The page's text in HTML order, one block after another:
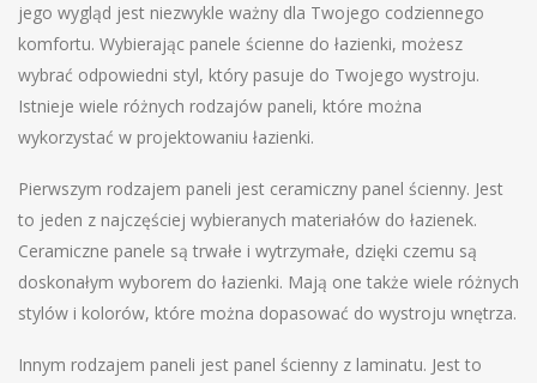
jego wygląd jest niezwykle ważny dla Twojego codziennego
komfortu. Wybierając panele ścienne do łazienki, możesz
wybrać odpowiedni styl, który pasuje do Twojego wystroju.
Istnieje wiele różnych rodzajów paneli, które można
wykorzystać w projektowaniu łazienki.
Pierwszym rodzajem paneli jest ceramiczny panel ścienny. Jest
to jeden z najczęściej wybieranych materiałów do łazienek.
Ceramiczne panele są trwałe i wytrzymałe, dzięki czemu są
doskonałym wyborem do łazienki. Mają one także wiele różnych
stylów i kolorów, które można dopasować do wystroju wnętrza.
Innym rodzajem paneli jest panel ścienny z laminatu. Jest to